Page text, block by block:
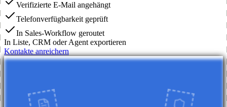
Verifizierte E-Mail angehängt
Telefonverfügbarkeit geprüft
In Sales-Workflow geroutet
In Liste, CRM oder Agent exportieren
Kontakte anreichern